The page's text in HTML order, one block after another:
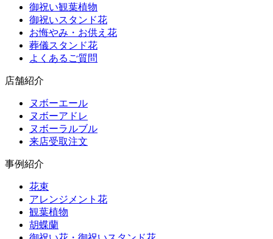
御祝い観葉植物
御祝いスタンド花
お悔やみ・お供え花
葬儀スタンド花
よくあるご質問
店舗紹介
ヌボーエール
ヌボーアドレ
ヌボーラルブル
来店受取注文
事例紹介
花束
アレンジメント花
観葉植物
胡蝶蘭